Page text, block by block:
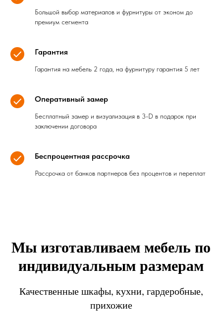
Большой выбор материалов и фурнитуры от эконом до
премиум сегмента
Гарантия
Гарантия на мебель 2 года, на фурнитуру гарантия 5 лет
Оперативный замер
Бесплатный замер и визуализация в 3-D в подарок при
заключении договора
Беспроцентная рассрочка
Рассрочка от банков партнеров без процентов и переплат
Мы изготавливаем мебель по
индивидуальным размерам
Качественные шкафы, кухни, гардеробные,
прихожие